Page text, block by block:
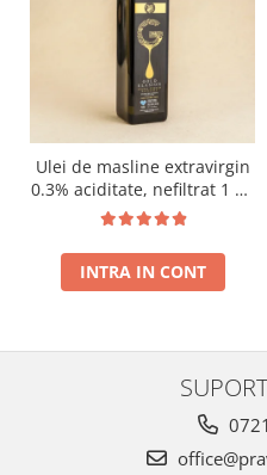
Ulei de masline extravirgin
0.3% aciditate, nefiltrat 1 L -
presat la rece RECOLTA
INTRA IN CONT